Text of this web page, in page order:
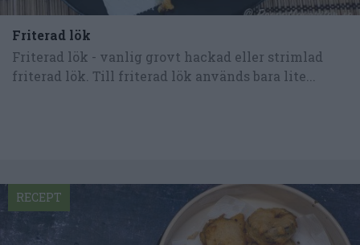
Friterad lök
Friterad lök - vanlig grovt hackad eller strimlad
friterad lök. Till friterad lök används bara lite...
RECEPT